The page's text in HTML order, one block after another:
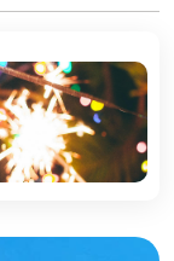
antes do início
partida em voo
de
em Porto